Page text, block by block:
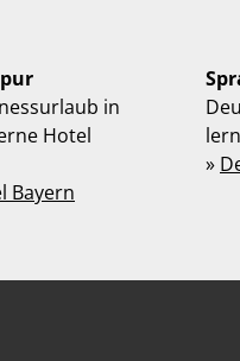
in
Hotel
Bayern
»